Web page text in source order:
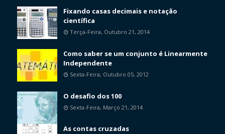
Fixando casas decimais e notação
científica
Terça-Feira, Outubro 21, 2014
Como saber se um conjunto é Linearmente
Independente
Sexta-Feira, Outubro 05, 2012
O desafio dos 100
Sexta-Feira, Março 21, 2014
As contas cruzadas